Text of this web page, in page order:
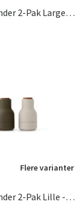
Bottle Grinder 2-Pak Large - Jagtgrøn, Beige / Valnød
Flere varianter
Bottle Grinder 2-Pak Lille - Jagtgrøn, Beige / Valnød